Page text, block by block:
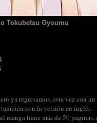
Tokubetsu Gyoumu
ya regresamos, esta vez con
con la versión en inglés.
manga tiene más de 50